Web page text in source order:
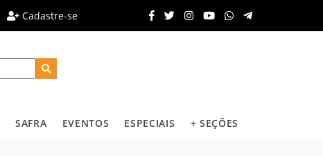
Cadastre-se
SAFRA EVENTOS ESPECIAIS + SEÇÕES